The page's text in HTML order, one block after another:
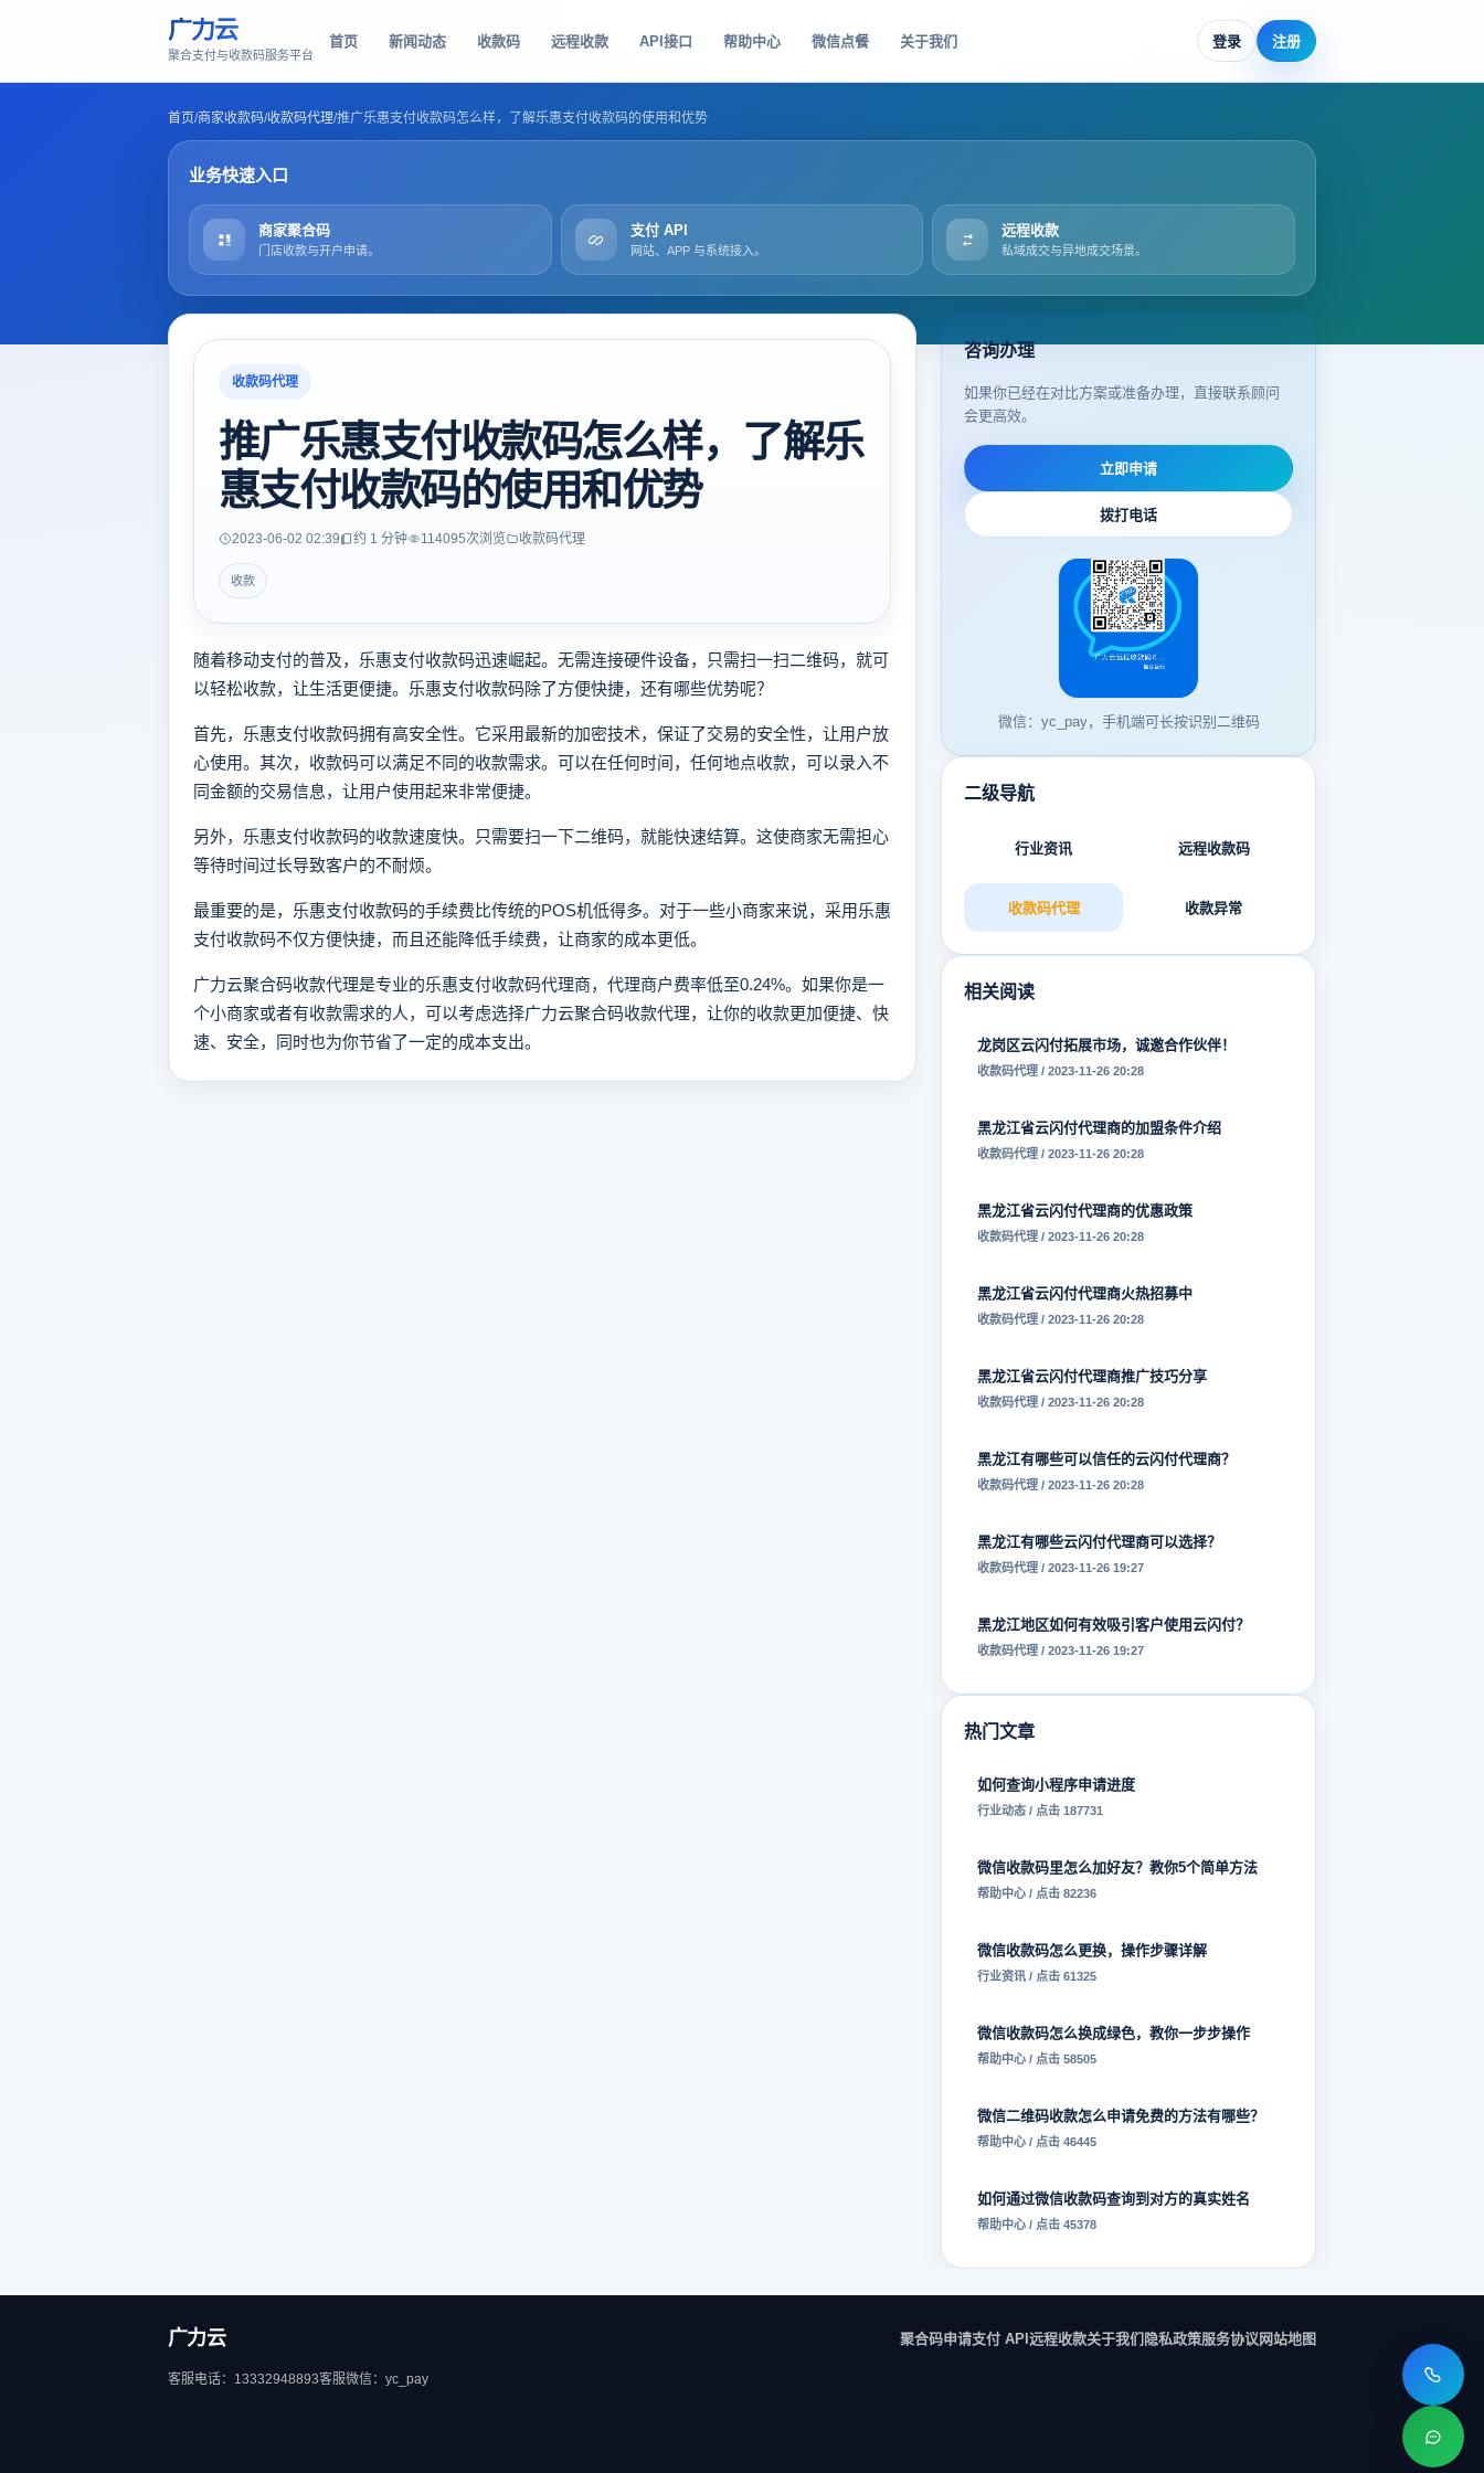
广力云
聚合支付与收款码服务平台
首页 新闻动态 收款码 远程收款 API接口 帮助中心 微信点餐 关于我们 登录 注册
首页/商家收款码/收款码代理/推广乐惠支付收款码怎么样，了解乐惠支付收款码的使用和优势
业务快速入口
商家聚合码
门店收款与开户申请。
支付 API
网站、APP 与系统接入。
远程收款
私域成交与异地成交场景。
收款码代理
推广乐惠支付收款码怎么样，了解乐
惠支付收款码的使用和优势
2023-06-02 02:39 约 1 分钟 114095次浏览 收款码代理
收款
随着移动支付的普及，乐惠支付收款码迅速崛起。无需连接硬件设备，只需扫一扫二维码，就可
以轻松收款，让生活更便捷。乐惠支付收款码除了方便快捷，还有哪些优势呢？
首先，乐惠支付收款码拥有高安全性。它采用最新的加密技术，保证了交易的安全性，让用户放
心使用。其次，收款码可以满足不同的收款需求。可以在任何时间，任何地点收款，可以录入不
同金额的交易信息，让用户使用起来非常便捷。
另外，乐惠支付收款码的收款速度快。只需要扫一下二维码，就能快速结算。这使商家无需担心
等待时间过长导致客户的不耐烦。
最重要的是，乐惠支付收款码的手续费比传统的POS机低得多。对于一些小商家来说，采用乐惠
支付收款码不仅方便快捷，而且还能降低手续费，让商家的成本更低。
广力云聚合码收款代理是专业的乐惠支付收款码代理商，代理商户费率低至0.24%。如果你是一
个小商家或者有收款需求的人，可以考虑选择广力云聚合码收款代理，让你的收款更加便捷、快
速、安全，同时也为你节省了一定的成本支出。
咨询办理
如果你已经在对比方案或准备办理，直接联系顾问
会更高效。
立即申请
拨打电话
微信：yc_pay，手机端可长按识别二维码
二级导航
行业资讯 远程收款码
收款码代理 收款异常
相关阅读
龙岗区云闪付拓展市场，诚邀合作伙伴！
收款码代理 / 2023-11-26 20:28
黑龙江省云闪付代理商的加盟条件介绍
收款码代理 / 2023-11-26 20:28
黑龙江省云闪付代理商的优惠政策
收款码代理 / 2023-11-26 20:28
黑龙江省云闪付代理商火热招募中
收款码代理 / 2023-11-26 20:28
黑龙江省云闪付代理商推广技巧分享
收款码代理 / 2023-11-26 20:28
黑龙江有哪些可以信任的云闪付代理商？
收款码代理 / 2023-11-26 20:28
黑龙江有哪些云闪付代理商可以选择？
收款码代理 / 2023-11-26 19:27
黑龙江地区如何有效吸引客户使用云闪付？
收款码代理 / 2023-11-26 19:27
热门文章
如何查询小程序申请进度
行业动态 / 点击 187731
微信收款码里怎么加好友？教你5个简单方法
帮助中心 / 点击 82236
微信收款码怎么更换，操作步骤详解
行业资讯 / 点击 61325
微信收款码怎么换成绿色，教你一步步操作
帮助中心 / 点击 58505
微信二维码收款怎么申请免费的方法有哪些？
帮助中心 / 点击 46445
如何通过微信收款码查询到对方的真实姓名
帮助中心 / 点击 45378
广力云 聚合码申请支付 API远程收款关于我们隐私政策服务协议网站地图
客服电话：13332948893客服微信：yc_pay